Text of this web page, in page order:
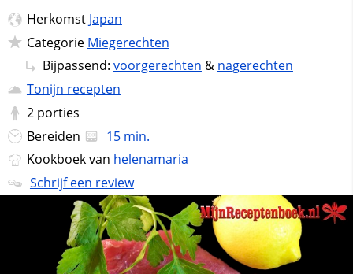
Herkomst Japan
Categorie Miegerechten
Bijpassend: voorgerechten & nagerechten
Tonijn recepten
2 porties
Bereiden
15 min.
Kookboek van helenamaria
Schrijf een review